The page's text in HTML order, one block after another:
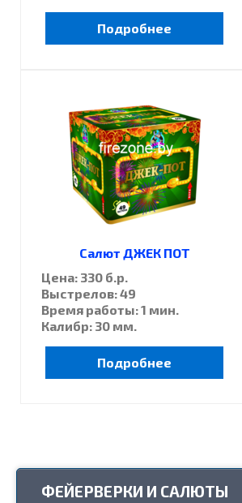
Подробнее
Салют ДЖЕК ПОТ
Цена: 330 б.р.
Выстрелов: 49
Время работы: 1 мин.
Калибр: 30 мм.
Подробнее
ФЕЙЕРВЕРКИ И САЛЮТЫ